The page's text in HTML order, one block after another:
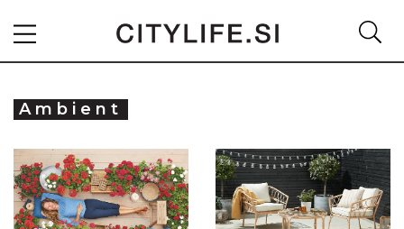
Ambient